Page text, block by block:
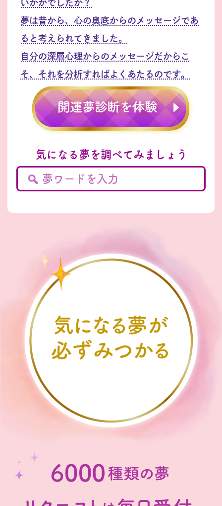
いかがでしたか？
夢は昔から、心の奥底からのメッセージであ
ると考えられてきました。
自分の深層心理からのメッセージだからこ
そ、それを分析すればよくあたるのです。
気になる夢を調べてみましょう